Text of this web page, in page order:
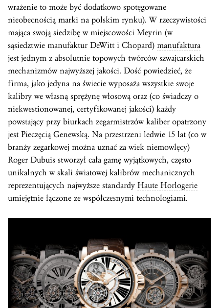
wrażenie to może być dodatkowo spotęgowane
nieobecnością marki na polskim rynku). W rzeczywistości
mająca swoją siedzibę w miejscowości Meyrin (w
sąsiedztwie manufaktur DeWitt i Chopard) manufaktura
jest jednym z absolutnie topowych twórców szwajcarskich
mechanizmów najwyższej jakości. Dość powiedzieć, że
firma, jako jedyna na świecie wyposaża wszystkie swoje
kalibry we własną sprężynę włosową oraz (co świadczy o
niekwestionowanej, certyfikowanej jakości) każdy
powstający przy biurkach zegarmistrzówkaliber opatrzony
jest Pieczęcią Genewską. Na przestrzeni ledwie 15 lat (co w
branży zegarkowej można uznać za wiek niemowlęcy)
Roger Dubuis stworzył cała gamę wyjątkowych, często
unikalnych w skali światowej kalibrów mechanicznych
reprezentujących najwyższe standardy Haute Horlogerie
umiejętnie łączone ze współczesnymi technologiami.